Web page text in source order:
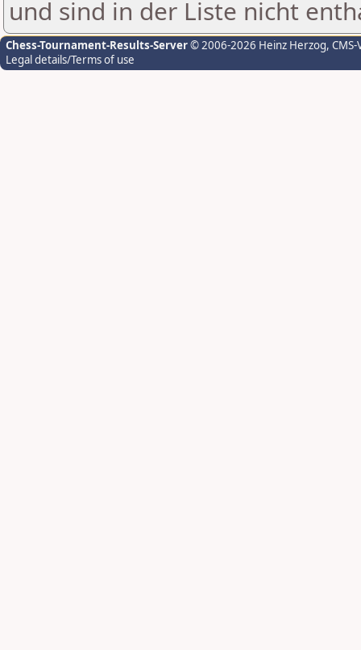
und sind in der Liste nicht
Chess-Tournament-Results-Server© 2006-2026 Heinz Herzog,
Legal details/Terms of use